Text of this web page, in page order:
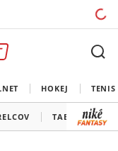
HOKEJ TENIS
TABUĽKY A